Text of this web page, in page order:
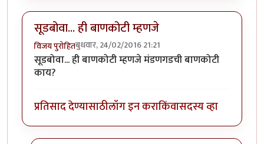
सूडबोवा... ही बाणकोटी म्हणजे
विजय पुरोहितबुधवार, 24/02/2016 21:21
सूडबोवा... ही बाणकोटी म्हणजे मंडणगडची बाणकोटी
काय?
प्रतिसाद देण्यासाठीलॉग इन कराकिंवासदस्य व्हा